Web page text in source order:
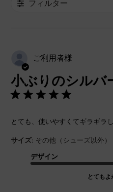
フィルター
ご利用者様
小ぶりのシルバ
とても、使いやすくてギラギラ
サイズ: その他（シューズ以外）
デザイン
とてもよ